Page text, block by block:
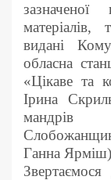
зазначеної
матеріалів,
видані
обласна
«Цікаве та
Ірина
Ганна